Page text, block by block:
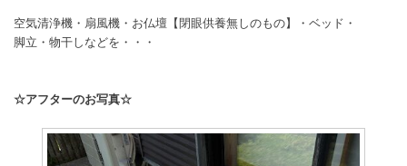
空気清浄機・扇風機・お仏壇【閉眼供養無しのもの】・ベッド・
脚立・物干しなどを・・・
☆アフターのお写真☆